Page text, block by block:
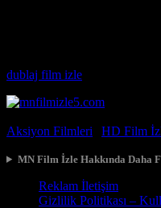
dublaj film izle
Aksiyon Filmleri
HD Film
MN Film İzle Hakkında Daha
Reklam İletişim
Gizlilik Politikası –